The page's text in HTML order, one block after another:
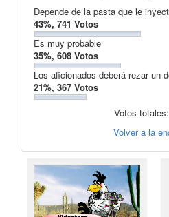
Depende de la pasta que le
43%, 741 Votos
Es muy probable
35%, 608 Votos
Los aficionados deberá rezar un
21%, 367 Votos
Votos totales:
Volver a la